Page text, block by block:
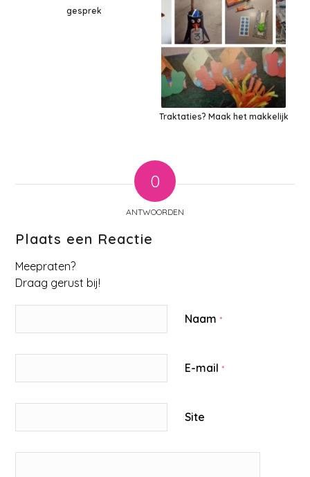
gesprek
Traktaties? Maak het makkelijk
0
ANTWOORDEN
Plaats een Reactie
Meepraten?
Draag gerust bij!
Naam*
E-mail*
Site